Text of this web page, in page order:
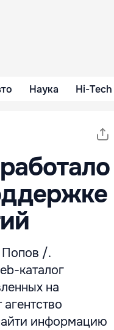
Наука Hi-Tech
/.
каталог
на
информацию